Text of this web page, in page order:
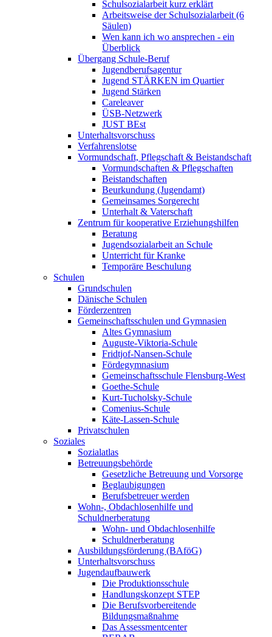
Schulsozialarbeit kurz erklärt
Arbeitsweise der Schulsozialarbeit (6
Säulen)
Wen kann ich wo ansprechen - ein
Überblick
Übergang Schule-Beruf
Jugendberufsagentur
Jugend STÄRKEN im Quartier
Jugend Stärken
Careleaver
ÜSB-Netzwerk
JUST BEst
Unterhaltsvorschuss
Verfahrenslotse
Vormundschaft, Pflegschaft & Beistandschaft
Vormundschaften & Pflegschaften
Beistandschaften
Beurkundung (Jugendamt)
Gemeinsames Sorgerecht
Unterhalt & Vaterschaft
Zentrum für kooperative Erziehungshilfen
Beratung
Jugendsozialarbeit an Schule
Unterricht für Kranke
Temporäre Beschulung
Schulen
Grundschulen
Dänische Schulen
Förderzentren
Gemeinschaftsschulen und Gymnasien
Altes Gymnasium
Auguste-Viktoria-Schule
Fridtjof-Nansen-Schule
Fördegymnasium
Gemeinschaftsschule Flensburg-West
Goethe-Schule
Kurt-Tucholsky-Schule
Comenius-Schule
Käte-Lassen-Schule
Privatschulen
Soziales
Sozialatlas
Betreuungsbehörde
Gesetzliche Betreuung und Vorsorge
Beglaubigungen
Berufsbetreuer werden
Wohn-, Obdachlosenhilfe und
Schuldnerberatung
Wohn- und Obdachlosenhilfe
Schuldnerberatung
Ausbildungsförderung (BAföG)
Unterhaltsvorschuss
Jugendaufbauwerk
Die Produktionsschule
Handlungskonzept STEP
Die Berufsvorbereitende
Bildungsmaßnahme
Das Assessmentcenter